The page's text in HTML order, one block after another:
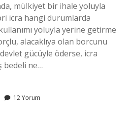
mülkiyet bir ihale yoluyla
icra hangi durumlarda
yoluyla yerine getirme
alacaklıya olan borcunu
gücüyle öderse, icra
bedeli ne…
12 Yorum